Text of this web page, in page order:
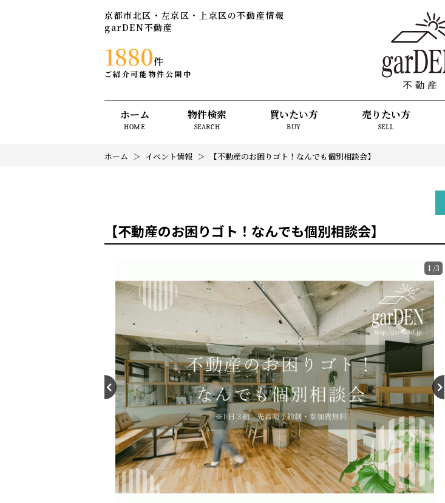
京都市北区・左京区・上京区の不動産情報
garDEN不動産
1880件
ご紹介可能物件公開中
ホーム
HOME
物件検索
SEARCH
買いたい方
BUY
売りたい方
SELL
ホーム イベント情報 【不動産のお困りゴト！なんでも個別相談会】
【不動産のお困りゴト！なんでも個別相談会】
1 /3